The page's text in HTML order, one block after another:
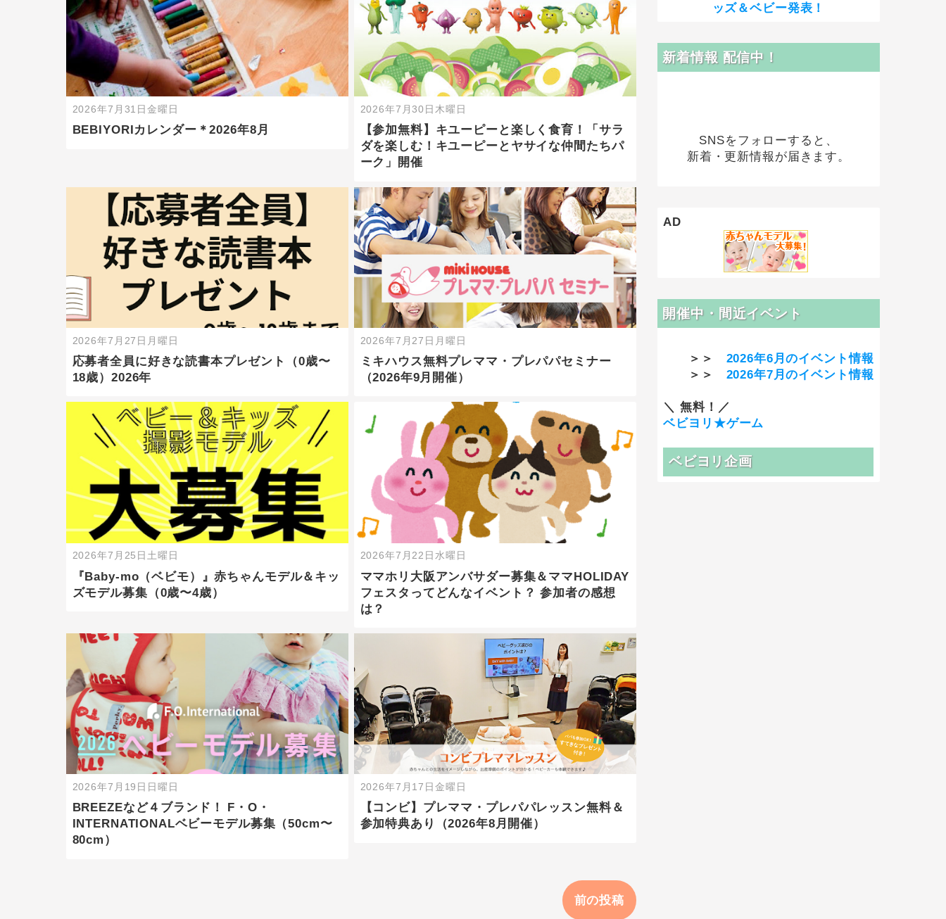
2026年7月31日金曜日
BEBIYORIカレンダー＊2026年8月
2026年7月30日木曜日
【参加無料】キユーピーと楽しく食育！「サラ
ダを楽しむ！キユーピーとヤサイな仲間たちパ
ーク」開催
2026年7月27日月曜日
応募者全員に好きな読書本プレゼント（0歳〜
18歳）2026年
2026年7月27日月曜日
ミキハウス無料プレママ・プレパパセミナー
（2026年9月開催）
2026年7月25日土曜日
『Baby-mo（ベビモ）』赤ちゃんモデル＆キッ
ズモデル募集（0歳〜4歳）
2026年7月22日水曜日
ママホリ大阪アンバサダー募集＆ママHOLIDAY
フェスタってどんなイベント？ 参加者の感想
は？
2026年7月19日日曜日
BREEZEなど４ブランド！ F・O・
INTERNATIONALベビーモデル募集（50cm〜
80cm）
2026年7月17日金曜日
【コンビ】プレママ・プレパパレッスン無料＆
参加特典あり（2026年8月開催）
前の投稿
ッズ＆ベビー発表！
新着情報 配信中！
SNSをフォローすると、
新着・更新情報が届きます。
AD
開催中・間近イベント
＞＞ 2026年6月のイベント情報
＞＞ 2026年7月のイベント情報
＼ 無料！／
ベビヨリ★ゲーム
ベビヨリ企画